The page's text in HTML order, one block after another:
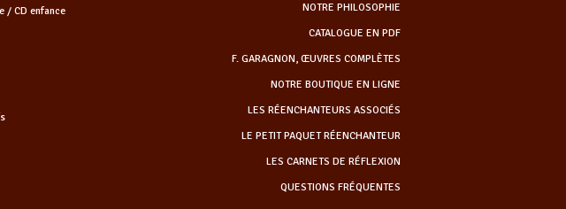
NOTRE PHILOSOPHIE
CATALOGUE EN PDF
F. GARAGNON, ŒUVRES COMPLÈTES
NOTRE BOUTIQUE EN LIGNE
LES RÉENCHANTEURS ASSOCIÉS
LE PETIT PAQUET RÉENCHANTEUR
LES CARNETS DE RÉFLEXION
QUESTIONS FRÉQUENTES
/ CD enfance